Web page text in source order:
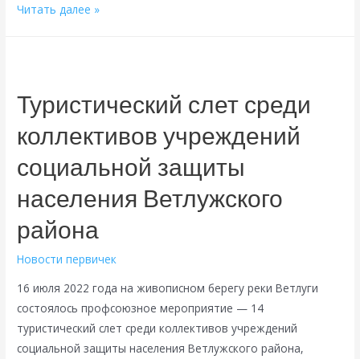
Турслёт-2025:
победы!
Читать далее »
Туристический слет среди
коллективов учреждений
социальной защиты
населения Ветлужского
района
Новости первичек
16 июля 2022 года на живописном берегу реки Ветлуги
состоялось профсоюзное мероприятие — 14
туристический слет среди коллективов учреждений
социальной защиты населения Ветлужского района,